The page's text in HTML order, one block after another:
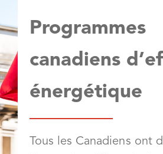
Programmes
canadiens
énergétique
Tous les Canadiens ont